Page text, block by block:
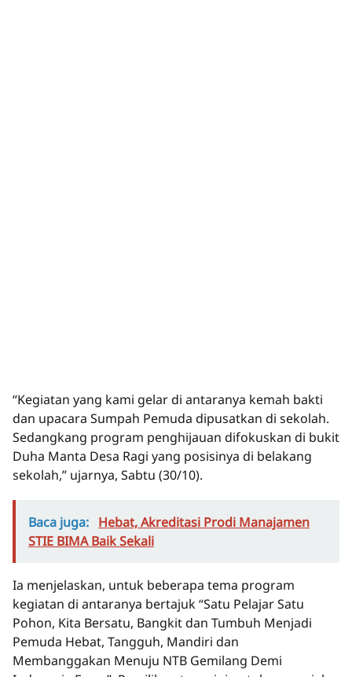
“Kegiatan yang kami gelar di antaranya kemah bakti
dan upacara Sumpah Pemuda dipusatkan di sekolah.
Sedangkang program penghijauan difokuskan di bukit
Duha Manta Desa Ragi yang posisinya di belakang
sekolah,” ujarnya, Sabtu (30/10).
Baca juga: Hebat, Akreditasi Prodi Manajamen
STIE BIMA Baik Sekali
Ia menjelaskan, untuk beberapa tema program
kegiatan di antaranya bertajuk “Satu Pelajar Satu
Pohon, Kita Bersatu, Bangkit dan Tumbuh Menjadi
Pemuda Hebat, Tangguh, Mandiri dan
Membanggakan Menuju NTB Gemilang Demi